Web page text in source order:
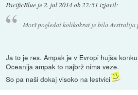
PacificBlue je2. jul 2014 ob 22:51 izjavil:
Morš pogledat kolikokrat je bila Avstralija
Ja to je res. Ampak je v Evropi hujša
Oceanija ampak to najbrž nima veze.
So pa naši dokaj visoko na lestvici